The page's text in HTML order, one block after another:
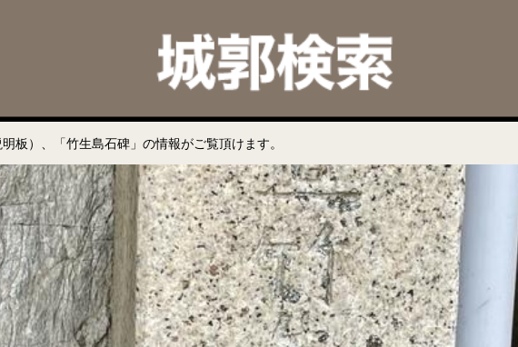
板）、「竹生島石碑」の情報がご覧頂けます。